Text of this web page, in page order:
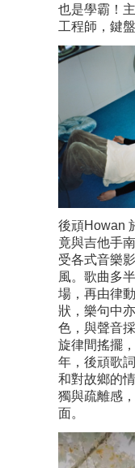
也是學霸！
工程師，鍵
後頑Howan
竟與吉他手
受各式音樂
風。歌曲多
場，再由律
狀，樂句中
色，與聲音
旋律間搖擺
年，後頑歌
和對故鄉的
獨與疏離感
面。